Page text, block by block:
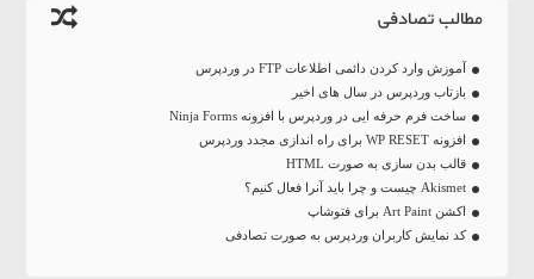
مطالب تصادفی
آموزش وارد کردن دائمی اطلاعات FTP در وردپرس
بازتاب وردپرس در سال های اخیر
ساخت فرم حرفه ایی در وردپرس با افزونه Ninja Forms
افزونه WP RESET برای راه اندازی مجدد وردپرس
قالب بدن سازی به صورت HTML
Akismet چیست و چرا باید آنرا فعال کنیم؟
اکشن Art Paint برای فتوشاپ
کد نمایش کاربران وردپرس به صورت تصادفی